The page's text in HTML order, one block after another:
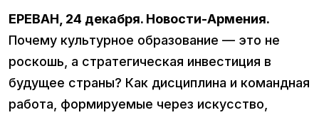
ЕРЕВАН, 24 декабря. Новости-Армения.
Почему культурное образование — это не
роскошь, а стратегическая инвестиция в
будущее страны? Как дисциплина и командная
работа, формируемые через искусство,